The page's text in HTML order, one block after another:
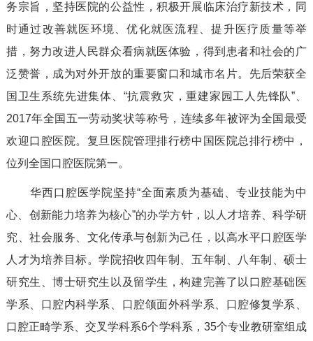
务宗旨，坚持医院的公益性，积极开展临床治疗新技术，同
时通过改善就医环境、优化就医流程、提升医疗质量等举
措，努力改进人民群众看病就医体验，得到患者和社会的广
泛赞誉，成为对外开放的重要窗口和城市名片。先后荣获全
国卫生系统先进集体、“抗震救灾，重建家园工人先锋队”、
2017年全国五一劳动奖状等称号，连续多年被评为全国最受
欢迎口腔医院。复旦医院管理排行榜中国医院总排行榜中，
位列全国口腔医院第一。
华西口腔医学院坚持“全面素质为基础、专业技能为中
心、创新能力培养为核心”的办学方针，以人才培养、科学研
究、社会服务、文化传承与创新为己任，以高水平口腔医学
人才为培养目标。学院招收四年制、五年制、八年制、硕士
研究生、博士研究生以及留学生，构建完善了以口腔基础医
学系、口腔内科学系、口腔颌面外科学系、口腔修复学系、
口腔正畸学系、交叉学科系6个学科系，35个专业教研室组成